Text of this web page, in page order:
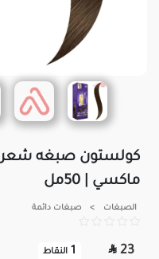
ماكسي | 50مل
الصبغات > صبغات دائمة
23

1 النقاط